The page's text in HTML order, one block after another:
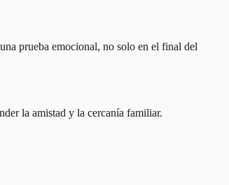
prueba emocional, no solo en el final del
la amistad y la cercanía familiar.